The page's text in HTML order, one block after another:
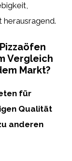
herausragend.
Vergleich
Markt?
für
Qualität
anderen